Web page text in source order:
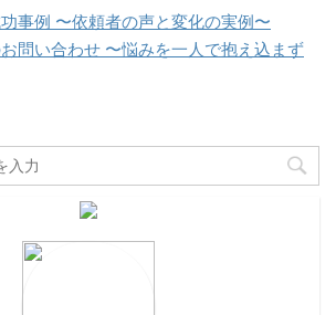
事例 〜依頼者の声と変化の実例〜
問い合わせ 〜悩みを一人で抱え込まず